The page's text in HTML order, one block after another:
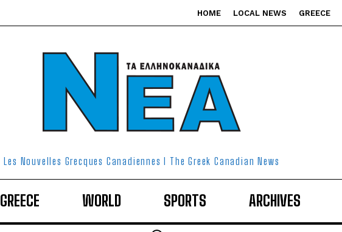
HOME LOCAL NEWS GREECE
Les Nouvelles Grecques Canadiennes I The Greek Canadian News
GREECE WORLD SPORTS ARCHIVES